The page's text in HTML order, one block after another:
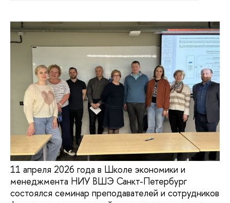
11 апреля 2026 года в Школе экономики и
менеджмента НИУ ВШЭ Санкт-Петербург
состоялся семинар преподавателей и сотрудников